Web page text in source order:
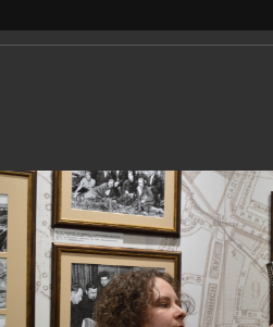
г. Нижний Тагил
Поиск
2026 год
Окуджаву